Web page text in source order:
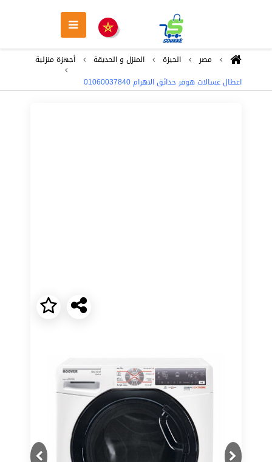
مصر الجيزة المنزل و الحديقة
أجهزة منزلية
اعطال غسالات هوفر حدائق الاهرام 01060037840
Previous
Next